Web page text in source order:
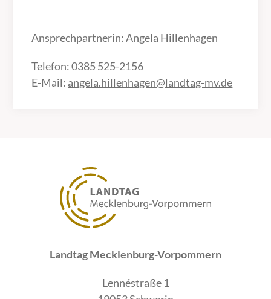
Ansprechpartnerin: Angela Hillenhagen
Telefon: 0385 525-2156
E-Mail: angela.hillenhagen@landtag-mv.de
Landtag Mecklenburg-Vorpommern
Lennéstraße 1